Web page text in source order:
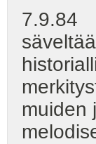
7.9.84
säveltää
muiden